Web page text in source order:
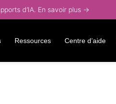
d’IA. En savoir plus →
Ressources Centre d’aide